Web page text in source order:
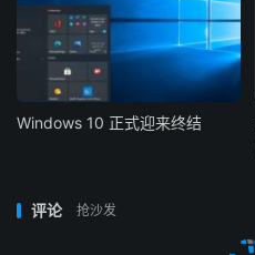
Windows 10 正式迎来终结
评论 抢沙发